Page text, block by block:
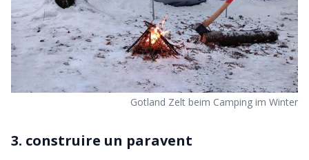
Gotland Zelt beim Camping im Winter
3. construire un paravent